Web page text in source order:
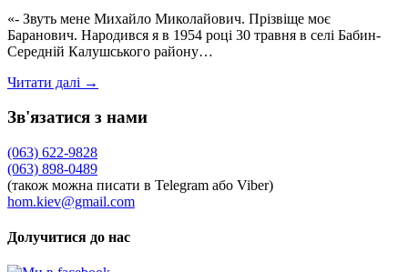
«- Звуть мене Михайло Миколайович. Прізвіще моє
Баранович. Народився я в 1954 році 30 травня в селі Бабин-
Середній Калушського району…
Читати далі →
Зв'язатися з нами
(063) 622-9828
(063) 898-0489
(також можна писати в Telegram або Viber)
hom.kiev@gmail.com
Долучитися до нас